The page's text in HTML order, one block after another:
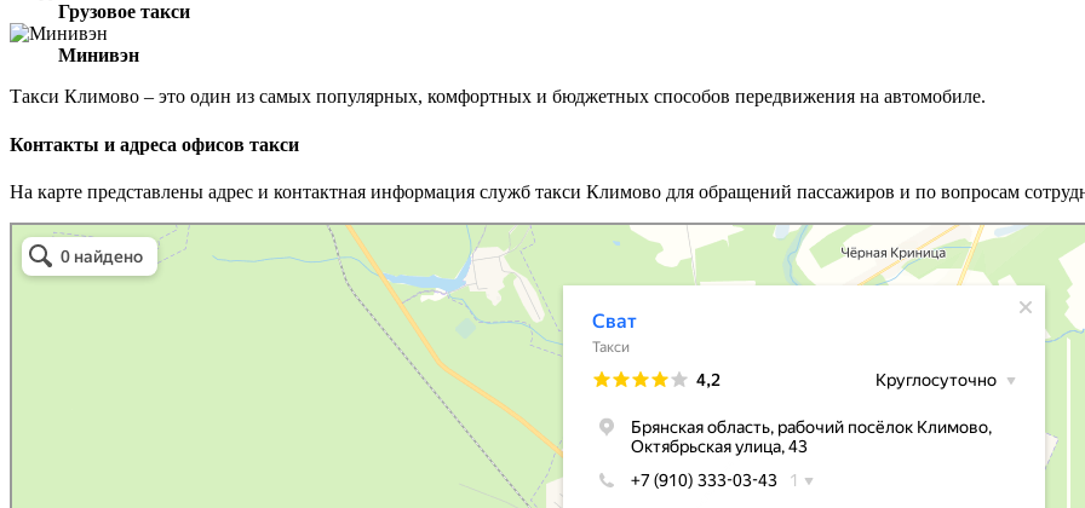
Грузовое такси
Минивэн
Такси Климово – это один из самых популярных, комфортных и бюджетных способов передвижения на автомобиле.
Контакты и адреса офисов такси
На карте представлены адрес и контактная информация служб такси Климово для обращений пассажиров и по вопросам